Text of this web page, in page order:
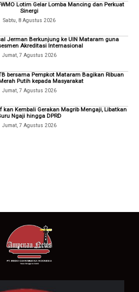
Lotim Gelar Lomba Mancing dan Perkuat
Sinergi
Sabtu, 8 Agustus 2026
Jerman Berkunjung ke UIN Mataram guna
Akreditasi Internasional
Jumat, 7 Agustus 2026
bersama Pempkot Mataram Bagikan Ribuan
Putih kepada Masyarakat
Jumat, 7 Agustus 2026
kan Kembali Gerakan Magrib Mengaji, Libatkan
Ngaji hingga DPRD
Jumat, 7 Agustus 2026